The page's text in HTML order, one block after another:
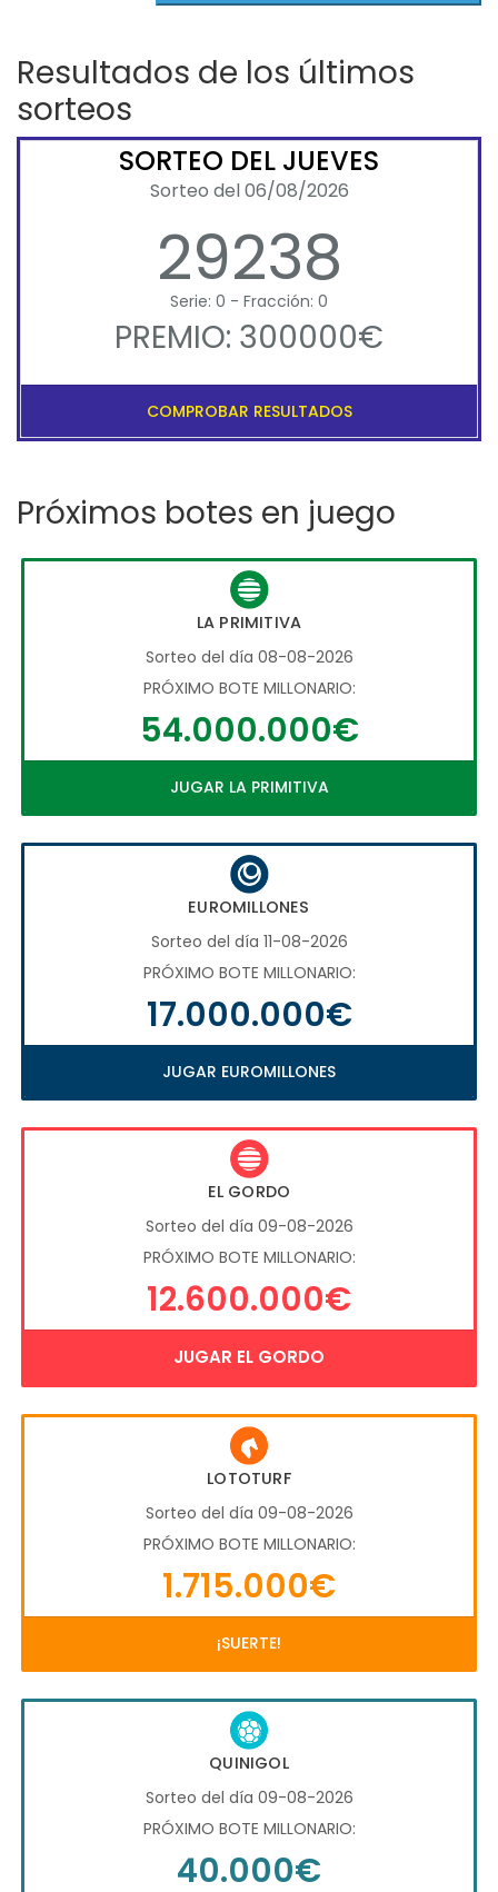
Resultados de los últimos
sorteos
SORTEO DEL JUEVES
Sorteo del 06/08/2026
29238
Serie: 0 - Fracción: 0
PREMIO: 300000€
COMPROBAR RESULTADOS
Próximos botes en juego
LA PRIMITIVA
Sorteo del día 08-08-2026
PRÓXIMO BOTE MILLONARIO:
54.000.000€
JUGAR LA PRIMITIVA
EUROMILLONES
Sorteo del día 11-08-2026
PRÓXIMO BOTE MILLONARIO:
17.000.000€
JUGAR EUROMILLONES
EL GORDO
Sorteo del día 09-08-2026
PRÓXIMO BOTE MILLONARIO:
12.600.000€
JUGAR EL GORDO
LOTOTURF
Sorteo del día 09-08-2026
PRÓXIMO BOTE MILLONARIO:
1.715.000€
¡SUERTE!
QUINIGOL
Sorteo del día 09-08-2026
PRÓXIMO BOTE MILLONARIO:
40.000€